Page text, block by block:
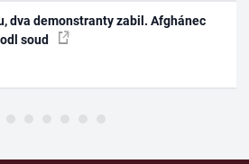
dva demonstranty zabil. Afghánec
soud